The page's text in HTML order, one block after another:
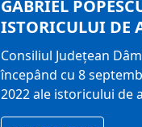
GABRIEL
ISTORICULUI DE
Consiliul Județean
începând cu 8
2022 ale istoricului de